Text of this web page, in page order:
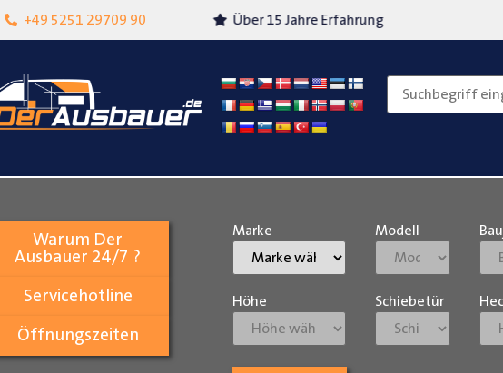
+49 5251 29709 90
in Paderborn Über 15 Jahre Erfahrung
Warum Der
Ausbauer 24/7 ?
Servicehotline
Öffnungszeiten
Marke Modell
Höhe Schiebetür